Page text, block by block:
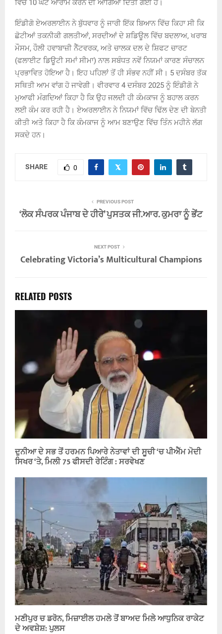
ਵਿੱਚ 10 ਘੰਟੇ ਆਰਾਮ ਕਰਨ ਦੀ ਆਗਿਆ ਦਿੱਤੀ ਗਈ ਹੈ।
ਇੰਡੀਗੋ ਏਅਰਲਾਈਨ ਨੇ ਬੁੱਧਵਾਰ ਨੂੰ ਜਾਰੀ ਇੱਕ ਬਿਆਨ ਵਿੱਚ ਕਿਹਾ ਸੀ ਕਿ
ਛੋਟੀਆਂ ਤਕਨੀਕੀ ਗਲਤੀਆਂ, ਸਰਦੀਆਂ ਦੇ ਸ਼ਡਿਊਲ ਵਿੱਚ ਬਦਲਾਅ, ਖਰਾਬ
ਮੌਸਮ, ਹੌਲੀ ਹਵਾਬਾਜ਼ੀ ਨੈੱਟਵਰਕ, ਅਤੇ ਚਾਲਕ ਦਲ ਦੇ ਸ਼ਿਫਟ ਚਾਰਟ
(ਫਲਾਈਟ ਡਿਊਟੀ ਸਮਾਂ ਸੀਮਾ) ਨਾਲ ਸਬੰਧਤ ਨਵੇਂ ਨਿਯਮਾਂ ਕਾਰਣ ਸੰਚਾਲਨ
ਪ੍ਰਭਾਵਿਤ ਹੋਇਆ ਹੈ। ਇਹ ਪਹਿਲਾਂ ਤੋਂ ਹੀ ਸੰਭਵ ਨਹੀਂ ਸੀ। 5 ਦਸੰਬਰ ਤੱਕ
ਸਥਿਤੀ ਆਮ ਵਾਂਗ ਹੋ ਜਾਵੇਗੀ। ਵੀਰਵਾਰ 4 ਦਸੰਬਰ 2025 ਨੂੰ ਇੰਡੀਗੋ ਨੇ
ਮੁਆਫੀ ਮੰਗਦਿਆਂ ਕਿਹਾ ਹੈ ਕਿ ਉਹ ਜਲਦੀ ਹੀ ਕੰਮਕਾਜ ਨੂੰ ਬਹਾਲ ਕਰਨ
ਲਈ ਕੰਮ ਕਰ ਰਹੀ ਹੈ। ਏਅਰਲਾਈਨ ਨੇ ਨਿਯਮਾਂ ਵਿੱਚ ਢਿੱਲ ਦੇਣ ਦੀ ਬੇਨਤੀ
ਕੀਤੀ ਅਤੇ ਕਿਹਾ ਹੈ ਕਿ ਕੰਮਕਾਜ ਨੂੰ ਆਮ ਬਣਾਉਣ ਵਿੱਚ ਤਿੰਨ ਮਹੀਨੇ ਲੱਗ
ਸਕਦੇ ਹਨ।
SHARE 0
PREVIOUS POST
‘ਲੋਕ ਸੰਪਰਕ ਪੰਜਾਬ ਦੇ ਹੀਰੇ’ ਪੁਸਤਕ ਜੀ.ਆਰ. ਕੁਮਰਾ ਨੂੰ ਭੇਂਟ
NEXT POST
Celebrating Victoria’s Multicultural Champions
RELATED POSTS
ਦੁਨੀਆ ਦੇ ਸਭ ਤੋਂ ਹਰਮਨ ਪਿਆਰੇ ਨੇਤਾਵਾਂ ਦੀ ਸੂਚੀ ‘ਚ ਪੀਐੱਮ ਮੋਦੀ
ਸਿਖਰ ‘ਤੇ, ਮਿਲੀ 75 ਫੀਸਦੀ ਰੇਟਿੰਗ : ਸਰਵੇਖਣ
ਮਣੀਪੁਰ ਚ ਡਰੋਨ, ਮਿਜ਼ਾਈਲ ਹਮਲੇ ਤੋਂ ਬਾਅਦ ਮਿਲੇ ਆਧੁਨਿਕ ਰਾਕੇਟ
ਦੇ ਅਵਸ਼ੇਸ਼: ਪੁਲਸ